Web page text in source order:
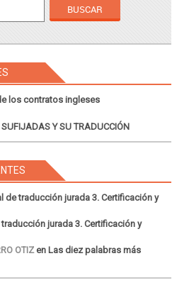
los contratos ingleses
SUFIJADAS Y SU TRADUCCIÓN
de traducción jurada 3. Certificación y
traducción jurada 3. Certificación y
OTIZ en Las diez palabras más